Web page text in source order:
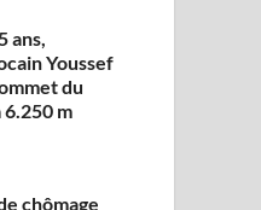
ans,
Youssef
du
6.250 m
chômage